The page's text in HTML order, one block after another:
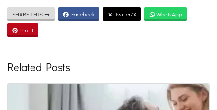
SHARE THIS Facebook Twitter/X WhatsApp
Pin It
Related Posts